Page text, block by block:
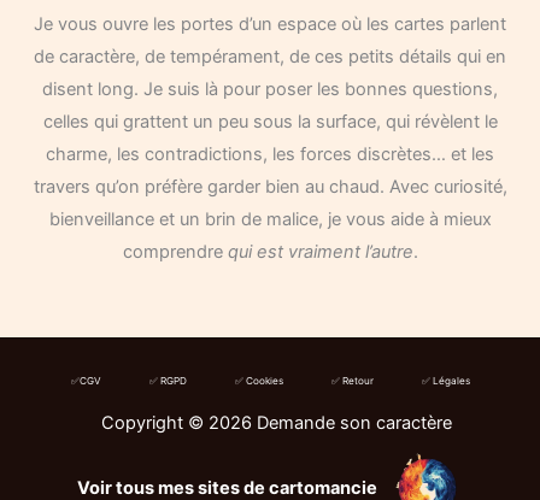
Je vous ouvre les portes d’un espace où les cartes parlent
de caractère, de tempérament, de ces petits détails qui en
disent long. Je suis là pour poser les bonnes questions,
celles qui grattent un peu sous la surface, qui révèlent le
charme, les contradictions, les forces discrètes… et les
travers qu’on préfère garder bien au chaud. Avec curiosité,
bienveillance et un brin de malice, je vous aide à mieux
comprendre qui est vraiment l’autre.
✅CGV ✅ RGPD ✅ Cookies ✅ Retour ✅ Légales
Copyright © 2026 Demande son caractère
Voir tous mes sites de cartomancie